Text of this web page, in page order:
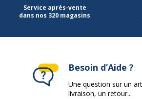
Service après-vente
dans nos 320 magasins
Besoin d’Aide ?
Une question sur un
livraison, un retour...